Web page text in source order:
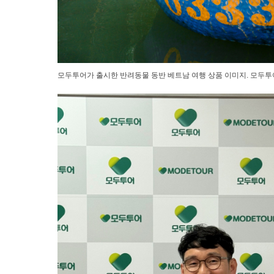
모두투어가 출시한 반려동물 동반 베트남 여행 상품 이미지. 모두투